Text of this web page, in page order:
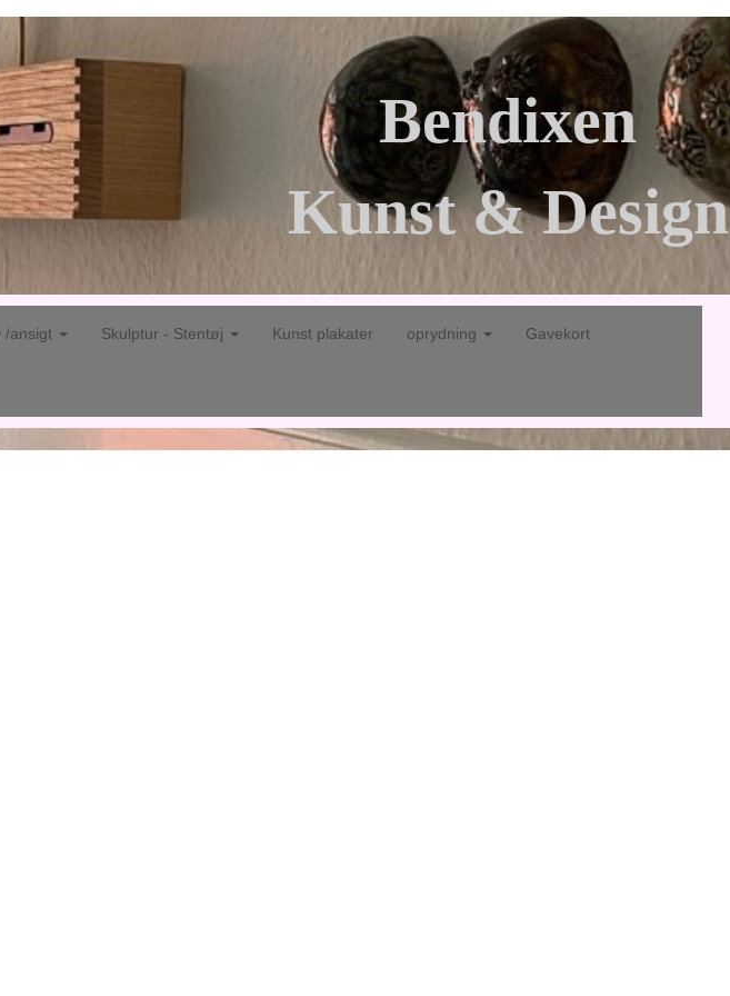
Bendixen
Kunst & Design
/ansigt Skulptur - Stentøj Kunst plakater oprydning Gavekort